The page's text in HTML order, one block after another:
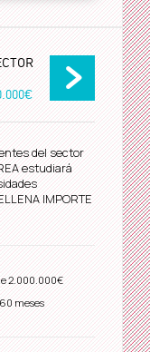
del sector
estudiará
IMPORTE
2.000.000€
meses